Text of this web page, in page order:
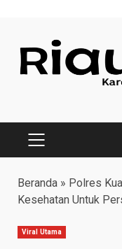
content
PRIMARY
Beranda » Polres
Kesehatan Untuk
Viral Utama